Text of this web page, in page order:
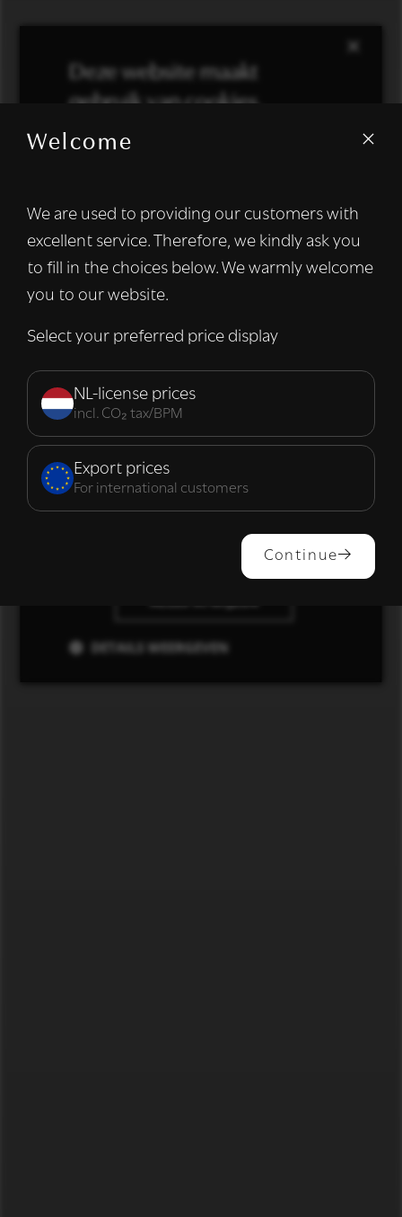
Welcome
We are used to providing our customers with
excellent service. Therefore, we kindly ask you
to fill in the choices below. We warmly welcome
you to our website.
Select your preferred price display
NL-license prices
incl. CO₂ tax/BPM
Export prices
For international customers
Continue
×
Deze website maakt
gebruik van cookies.
We gebruiken cookies om inhoud en
informatie over uw gebruik van onze site
met onze advertentie- en analysepartners,
die deze kunnen combineren met andere
informatie die u aan hen heeft verstrekt of
van hun diensten. Lees verder
Strikt
noodzakelijk
Prestatie Targeting
ALLES ACCEPTEREN
DETAILS WEERGEVEN